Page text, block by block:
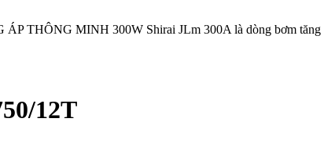
THÔNG MINH 300W Shirai JLm 300A là dòng bơm tăng
12T